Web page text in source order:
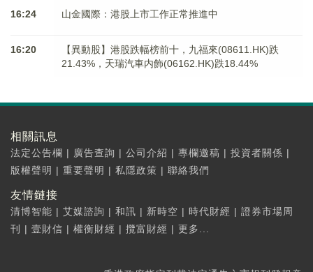
16:24 山金國際：港股上市工作正常推進中
16:20
【異動股】港股跌幅榜前十，九福來(08611.HK)跌
21.43%，天瑞汽車内飾(06162.HK)跌18.44%
相關訊息
法定公告欄 | 廣告查詢 | 公司介紹 | 專欄邀稿 | 投資者關係 |
版權聲明 | 重要聲明 | 私隱政策 | 聯絡我們
友情鏈接
清博智能 | 艾媒諮詢 | 和訊 | 新時空 | 時代財經 | 證券市場周
刊
| 壹財信 | 權衡財經 | 攬富財經 | 更多...